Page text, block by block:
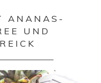
ANANAS-
UND